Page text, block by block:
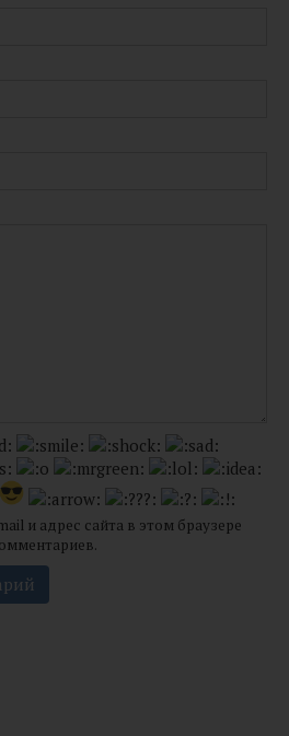
и адрес сайта в этом браузере